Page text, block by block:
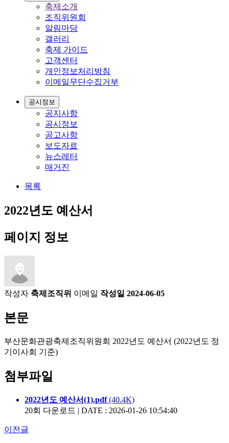
축제소개
조직위원회
알림마당
갤러리
축제 가이드
고객센터
개인정보처리방침
이메일무단수집거부
공시정보
공지사항
공시정보
공고사항
보도자료
뉴스레터
매거진
목록
2022년도 예산서
페이지 정보
작성자 축제조직위 이메일 작성일 2024-06-05
본문
부산문화관광축제조직위원회 2022년도 예산서 (2022년도 정
기이사회 기준)
첨부파일
2022년도 예산서(1).pdf(40.4K)
20회 다운로드 | DATE : 2026-01-26 10:54:40
이전글